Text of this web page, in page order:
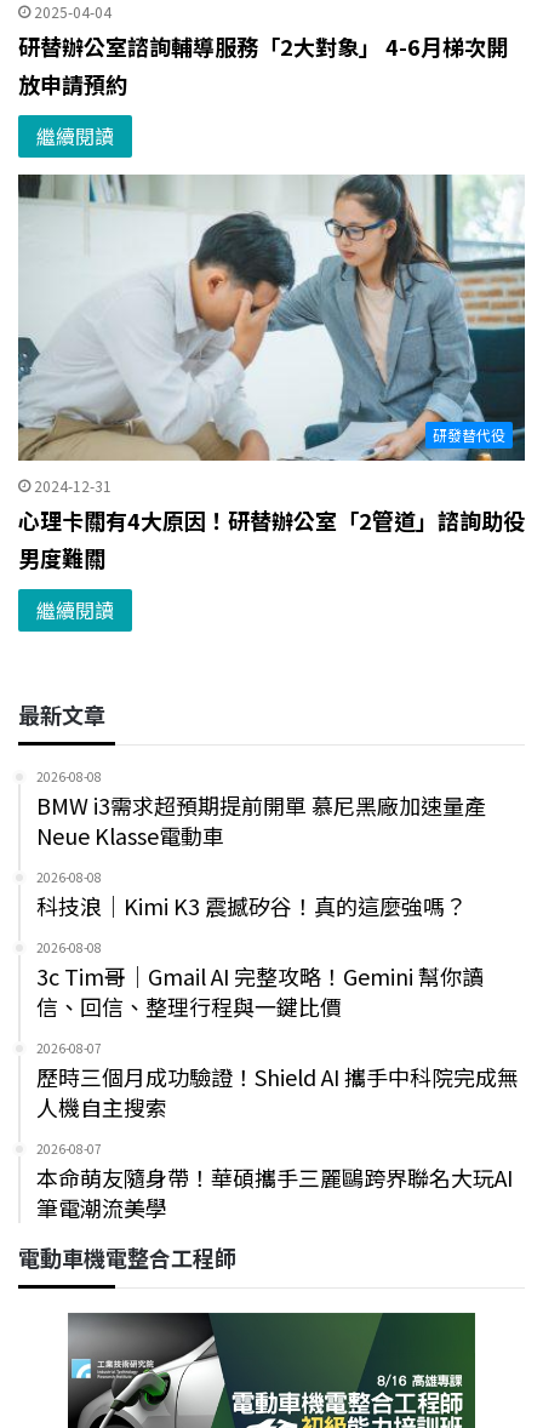
2025-04-04
研替辦公室諮詢輔導服務「2大對象」 4-6月梯次開
放申請預約
繼續閱讀
研發替代役
2024-12-31
心理卡關有4大原因！研替辦公室「2管道」諮詢助役
男度難關
繼續閱讀
最新文章
2026-08-08
BMW i3需求超預期提前開單 慕尼黑廠加速量產
Neue Klasse電動車
2026-08-08
科技浪｜Kimi K3 震撼矽谷！真的這麼強嗎？
2026-08-08
3c Tim哥｜Gmail AI 完整攻略！Gemini 幫你讀
信、回信、整理行程與一鍵比價
2026-08-07
歷時三個月成功驗證！Shield AI 攜手中科院完成無
人機自主搜索
2026-08-07
本命萌友隨身帶！華碩攜手三麗鷗跨界聯名大玩AI
筆電潮流美學
電動車機電整合工程師